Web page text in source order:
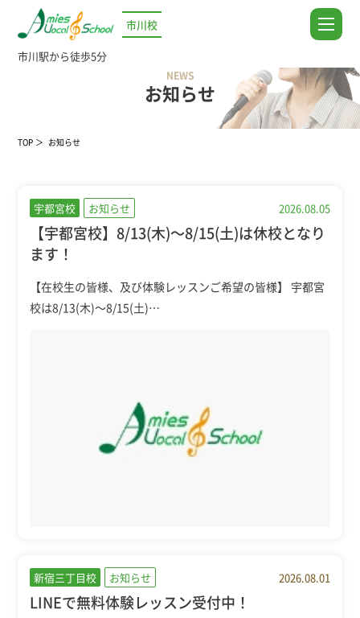
市川校
市川駅から徒歩5分
NEWS
お知らせ
TOP お知らせ
宇都宮校 お知らせ 2026.08.05
【宇都宮校】8/13(木)～8/15(土)は休校となり
ます！
【在校生の皆様、及び体験レッスンご希望の皆様】 宇都宮
校は8/13(木)～8/15(土)…
新宿三丁目校 お知らせ 2026.08.01
LINEで無料体験レッスン受付中！